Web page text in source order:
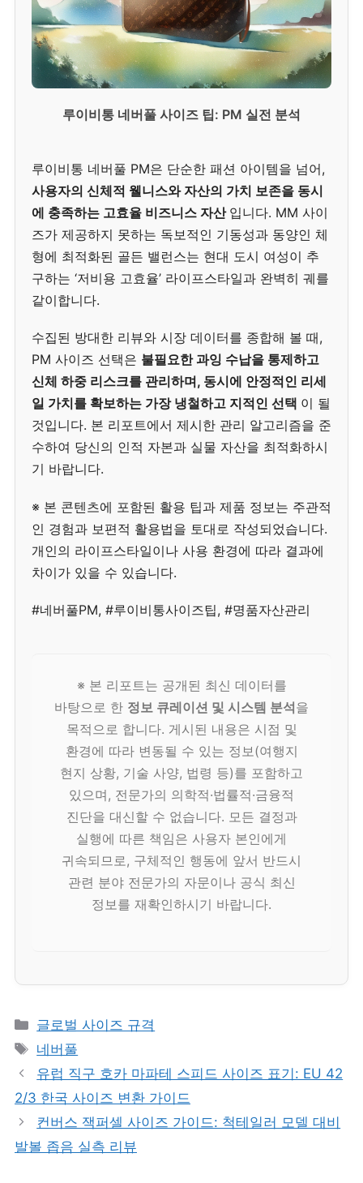
루이비통 네버풀 사이즈 팁: PM 실전 분석
루이비통 네버풀 PM은 단순한 패션 아이템을 넘어,
사용자의 신체적 웰니스와 자산의 가치 보존을 동시
에 충족하는 고효율 비즈니스 자산 입니다. MM 사이
즈가 제공하지 못하는 독보적인 기동성과 동양인 체
형에 최적화된 골든 밸런스는 현대 도시 여성이 추
구하는 ‘저비용 고효율’ 라이프스타일과 완벽히 궤를
같이합니다.
수집된 방대한 리뷰와 시장 데이터를 종합해 볼 때,
PM 사이즈 선택은 불필요한 과잉 수납을 통제하고
신체 하중 리스크를 관리하며, 동시에 안정적인 리세
일 가치를 확보하는 가장 냉철하고 지적인 선택 이 될
것입니다. 본 리포트에서 제시한 관리 알고리즘을 준
수하여 당신의 인적 자본과 실물 자산을 최적화하시
기 바랍니다.
※ 본 콘텐츠에 포함된 활용 팁과 제품 정보는 주관적
인 경험과 보편적 활용법을 토대로 작성되었습니다.
개인의 라이프스타일이나 사용 환경에 따라 결과에
차이가 있을 수 있습니다.
#네버풀PM, #루이비통사이즈팁, #명품자산관리
※ 본 리포트는 공개된 최신 데이터를
바탕으로 한 정보 큐레이션 및 시스템 분석을
목적으로 합니다. 게시된 내용은 시점 및
환경에 따라 변동될 수 있는 정보(여행지
현지 상황, 기술 사양, 법령 등)를 포함하고
있으며, 전문가의 의학적·법률적·금융적
진단을 대신할 수 없습니다. 모든 결정과
실행에 따른 책임은 사용자 본인에게
귀속되므로, 구체적인 행동에 앞서 반드시
관련 분야 전문가의 자문이나 공식 최신
정보를 재확인하시기 바랍니다.
카
테
고
리
글로벌 사이즈 규격
태
그
네버풀
유럽 직구 호카 마파테 스피드 사이즈 표기: EU 42
2/3 한국 사이즈 변환 가이드
컨버스 잭퍼셀 사이즈 가이드: 척테일러 모델 대비
발볼 좁음 실측 리뷰